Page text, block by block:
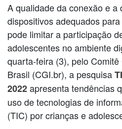
A qualidade da conexão e a
dispositivos adequados
pode limitar a participação
adolescentes no ambiente
quarta-feira (3), pelo
Brasil (CGI.br), a pesquisa
2022apresenta tendências
uso de tecnologias de
(TIC) por crianças e